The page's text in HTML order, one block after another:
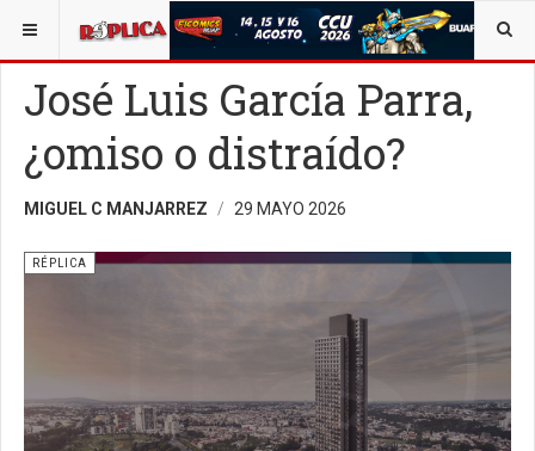
ESTÁ AQUÍ:
José Luis García Parra,
¿omiso o distraído?
MIGUEL C MANJARREZ 29 MAYO 2026
RÉPLICA